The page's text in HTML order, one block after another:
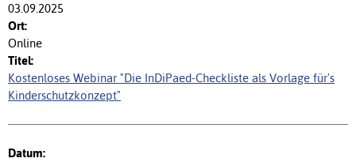
03.09.2025
Online
Kostenloses Webinar "Die InDiPaed-Checkliste als Vorlage für's
Kinderschutzkonzept"